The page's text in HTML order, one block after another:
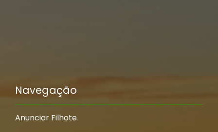
Navegação
Anunciar Filhote